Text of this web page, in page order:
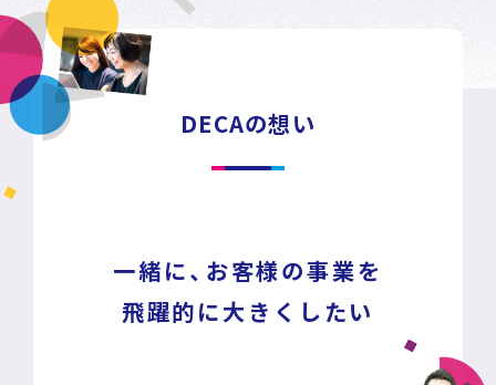
DECAの想い
一緒に、お客様の事業を
飛躍的に大きくしたい